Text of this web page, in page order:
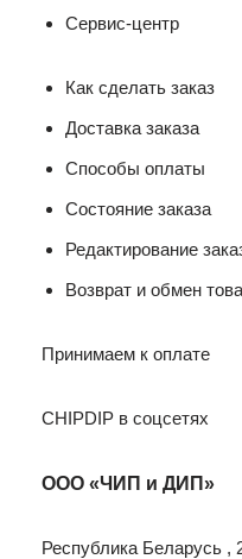
Сервис-центр
Как сделать заказ
Доставка заказа
Способы оплаты
Состояние заказа
Редактирование
Возврат и обмен
Принимаем к оплате
CHIPDIP в соцсетях
ООО «ЧИП и ДИП»
Республика Беларусь ,